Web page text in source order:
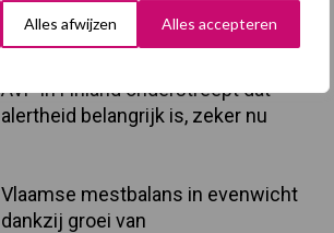
Alles afwijzen Alles accepteren
AVP in Finland onderstreept dat
alertheid belangrijk is, zeker nu
Vlaamse mestbalans in evenwicht
dankzij groei van